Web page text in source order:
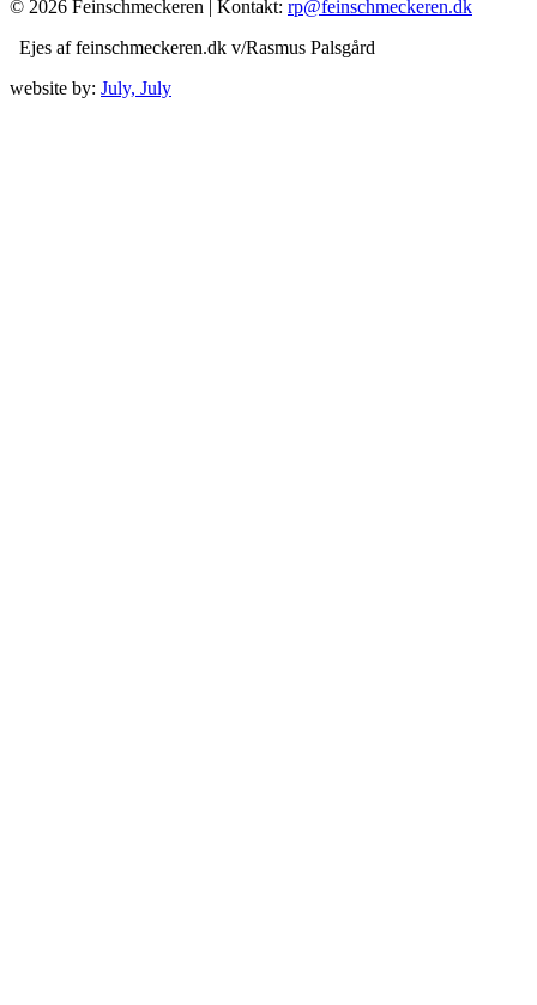
© 2026 Feinschmeckeren | Kontakt: rp@feinschmeckeren.dk
Ejes af feinschmeckeren.dk v/Rasmus Palsgård
website by: July, July